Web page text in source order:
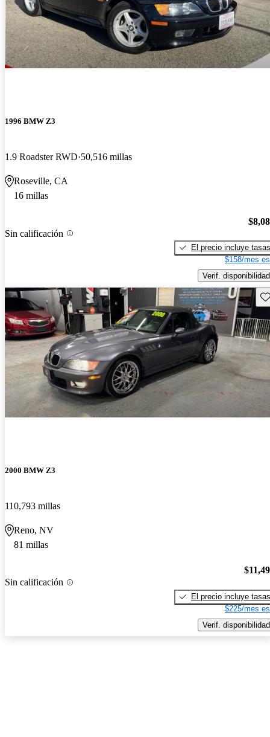
1996 BMW Z3
1.9 Roadster RWD 50,516 millas
Roseville, CA
16 millas
Sin calificación
El precio incluye tasas
$158/mes
Verif. disponibilidad
2000 BMW Z3
110,793 millas
Reno, NV
81 millas
Sin calificación
El precio incluye tasas
$225/mes
Verif. disponibilidad